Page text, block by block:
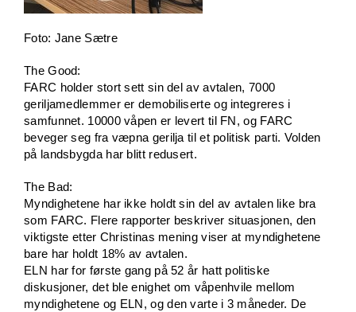
Foto: Jane Sætre
The Good:
FARC holder stort sett sin del av avtalen, 7000
geriljamedlemmer er demobiliserte og integreres i
samfunnet. 10000 våpen er levert til FN, og FARC
beveger seg fra væpna gerilja til et politisk parti. Volden
på landsbygda har blitt redusert.
The Bad:
Myndighetene har ikke holdt sin del av avtalen like bra
som FARC. Flere rapporter beskriver situasjonen, den
viktigste etter Christinas mening viser at myndighetene
bare har holdt 18% av avtalen.
ELN har for første gang på 52 år hatt politiske
diskusjoner, det ble enighet om våpenhvile mellom
myndighetene og ELN, og den varte i 3 måneder. De